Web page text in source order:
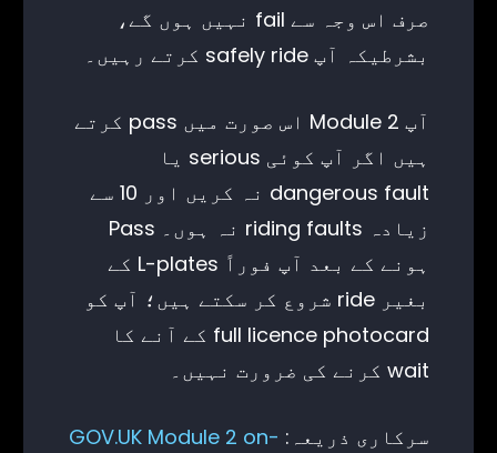
صرف اس وجہ سے fail نہیں ہوں گے،
بشرطیکہ آپ safely ride کرتے رہیں۔
آپ Module 2 اس صورت میں pass کرتے
ہیں اگر آپ کوئی serious یا
dangerous fault نہ کریں اور 10 سے
زیادہ riding faults نہ ہوں۔ Pass
ہونے کے بعد آپ فوراً L-plates کے
بغیر ride شروع کر سکتے ہیں؛ آپ کو
full licence photocard کے آنے کا
wait کرنے کی ضرورت نہیں۔
سرکاری ذریعہ: GOV.UK Module 2 on-